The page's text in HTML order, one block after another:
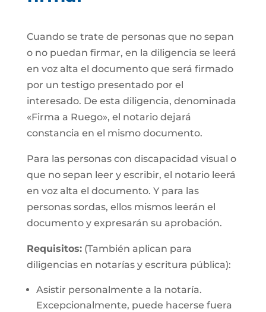
Cuando se trate de personas que no sepan
o no puedan firmar, en la diligencia se leerá
en voz alta el documento que será firmado
por un testigo presentado por el
interesado. De esta diligencia, denominada
«Firma a Ruego», el notario dejará
constancia en el mismo documento.
Para las personas con discapacidad visual o
que no sepan leer y escribir, el notario leerá
en voz alta el documento. Y para las
personas sordas, ellos mismos leerán el
documento y expresarán su aprobación.
Requisitos:(También aplican para
diligencias en notarías y escritura pública):
Asistir personalmente a la notaría.
Excepcionalmente, puede hacerse fuera